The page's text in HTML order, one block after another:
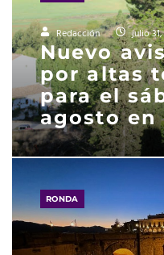
Redacción julio
Nuevo
por altas
para el
agosto en
RONDA